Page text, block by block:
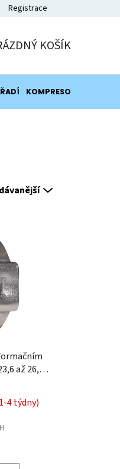
Registrace
KOŠÍK
KOMPRESORY
4 týdny)